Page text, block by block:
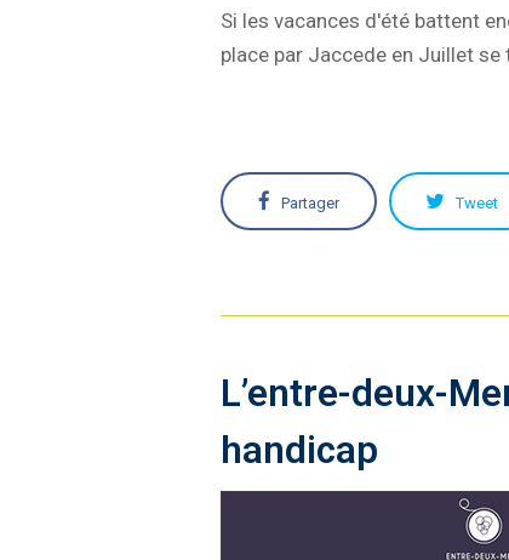
Si les vacances d'été battent
place par Jaccede en Juillet
Partager Tweet
L’entre-deux-
handicap